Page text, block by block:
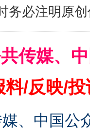
务必注明原
传媒、
料/反映/
、中国公